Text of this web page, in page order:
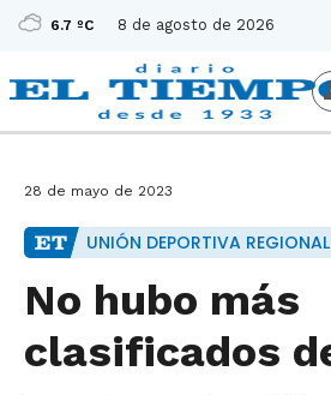
6.7 ºC 8 de agosto de 2026
28 de mayo de 2023
UNIÓN DEPORTIVA REGIONAL
No hubo más
clasificados